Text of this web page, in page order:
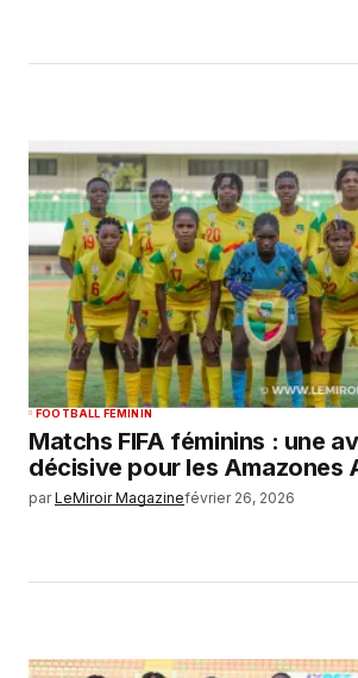
FOOTBALL FEMININ
Matchs FIFA féminins : une
décisive pour les Amazones
par LeMiroir Magazinefévrier 26, 2026